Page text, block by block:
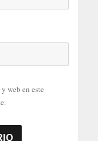
web en este